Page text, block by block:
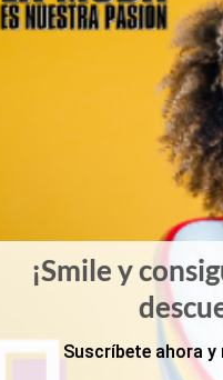
¡Smile y
Suscríbete ahora